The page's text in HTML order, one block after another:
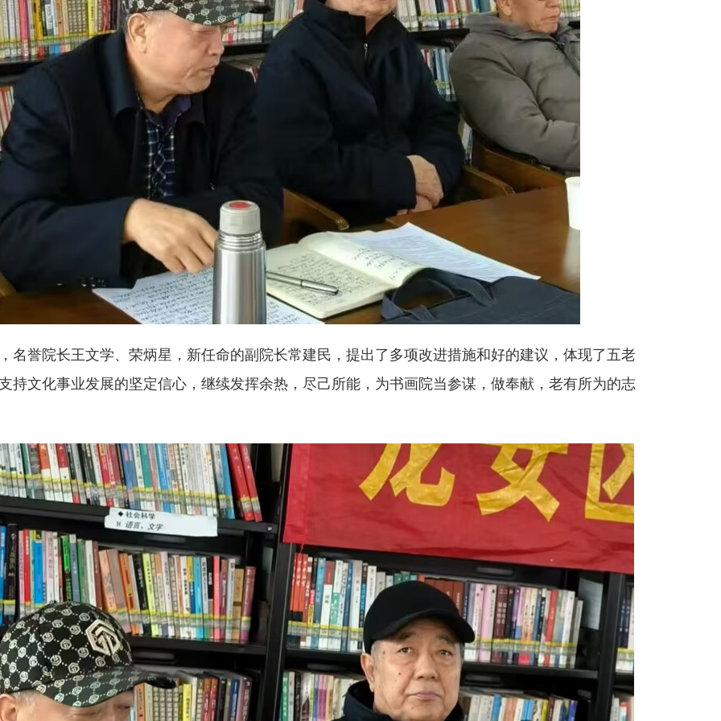
院长王文学、荣炳星，新任命的副院长常建民，提出了多项改进措施和好的建议，体现了五老
持文化事业发展的坚定信心，继续发挥余热，尽己所能，为书画院当参谋，做奉献，老有所为的志